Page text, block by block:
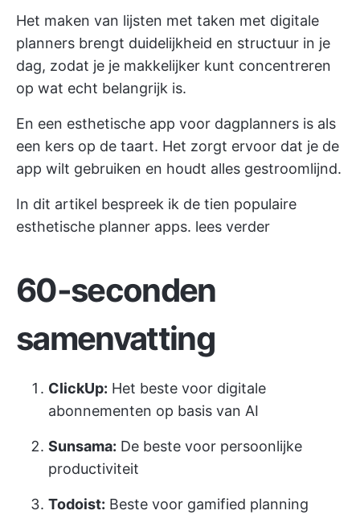
Het maken van lijsten met taken met digitale
planners brengt duidelijkheid en structuur in je
dag, zodat je je makkelijker kunt concentreren
op wat echt belangrijk is.
En een esthetische app voor dagplanners is als
een kers op de taart. Het zorgt ervoor dat je de
app wilt gebruiken en houdt alles gestroomlijnd.
In dit artikel bespreek ik de tien populaire
esthetische planner apps. lees verder
60-seconden
samenvatting
ClickUp: Het beste voor digitale
abonnementen op basis van AI
Sunsama: De beste voor persoonlijke
productiviteit
Todoist: Beste voor gamified planning